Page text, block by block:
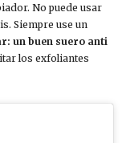
No puede usar
Siempre use un
un buen suero anti
los exfoliantes